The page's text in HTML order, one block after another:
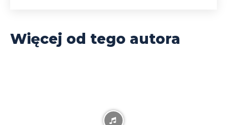
Więcej od tego autora